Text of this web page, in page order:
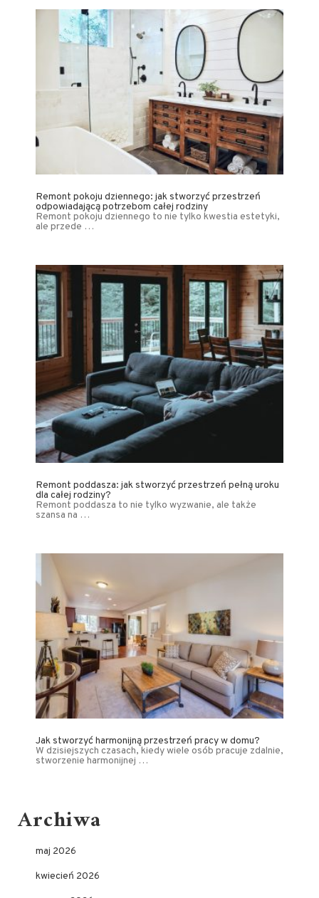
Remont pokoju dziennego: jak stworzyć przestrzeń
odpowiadającą potrzebom całej rodziny
Remont pokoju dziennego to nie tylko kwestia estetyki,
ale przede …
Remont poddasza: jak stworzyć przestrzeń pełną uroku
dla całej rodziny?
Remont poddasza to nie tylko wyzwanie, ale także
szansa na …
Jak stworzyć harmonijną przestrzeń pracy w domu?
W dzisiejszych czasach, kiedy wiele osób pracuje zdalnie,
stworzenie harmonijnej …
Archiwa
maj 2026
kwiecień 2026